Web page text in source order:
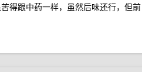
得跟中药一样，虽然后味还行，但前